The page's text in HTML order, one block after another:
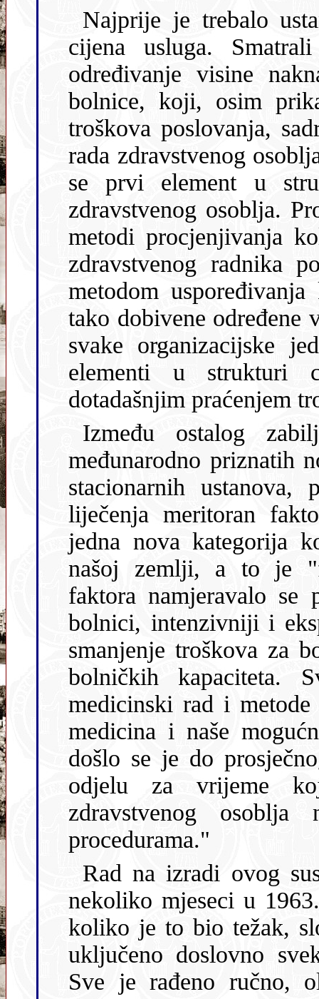
Najprije je trebalo ustanoviti iz kojih se
cijena usluga.
određivanje visine
bolnice, koji, osim prikazanih troškova materijala i drugih
troškova poslovanja, sadrži još i procjenu
rada zdravstvenog osoblja. U
se prvi element u
zdravstvenog osoblja.
metodi procjenjivanja količine uloženog rada svakog profila
zdravstvenog radnika posebno. Matematskim korektivima i
metodom uspoređivanja
tako dobivene određene
svake organizacijske
elementi u strukturi cijene bili su poznati uglavnom
dotadašnjim praćenjem
Između ostalog zabilježeno je:
međunarodno priznatih normi
stacionarnih ustanova,
liječenja meritoran
jedna nova kategorija koja se do sada nije primjenjivala u
našoj zemlji, a to je "faktor stimulacije".
faktora namjeravalo se
bolnici, intenzivniji i
smanjenje troškova za
bolničkih kapaciteta. Sve to pod pretpostavkom da će
medicinski rad i metode liječenja osigurati
medicina i naše
došlo se je do
odjelu za vrijeme kojih traje pojačani intezitet rada
zdravstvenog osoblja na dijagnostičkim i
procedurama."
Rad na izradi ovog sustava trajao je
nekoliko mjeseci u 1963.
koliko je to bio težak,
uključeno doslovno
Sve je rađeno ručno, olovkom i satom-štopericom u ruci.